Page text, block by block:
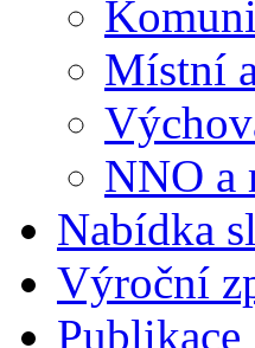
Místní
NNO a
Nabídka
Výroční
Publikace